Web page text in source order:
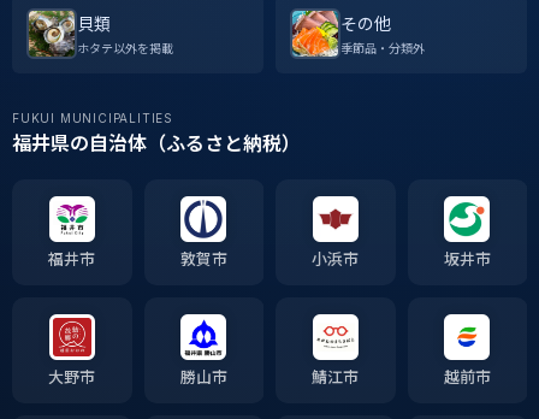
貝類
ホタテ以外を掲載
その他
季節品・分類外
FUKUI MUNICIPALITIES
福井県の自治体（ふるさと納税）
福井市 敦賀市 小浜市 坂井市
大野市 勝山市 鯖江市 越前市